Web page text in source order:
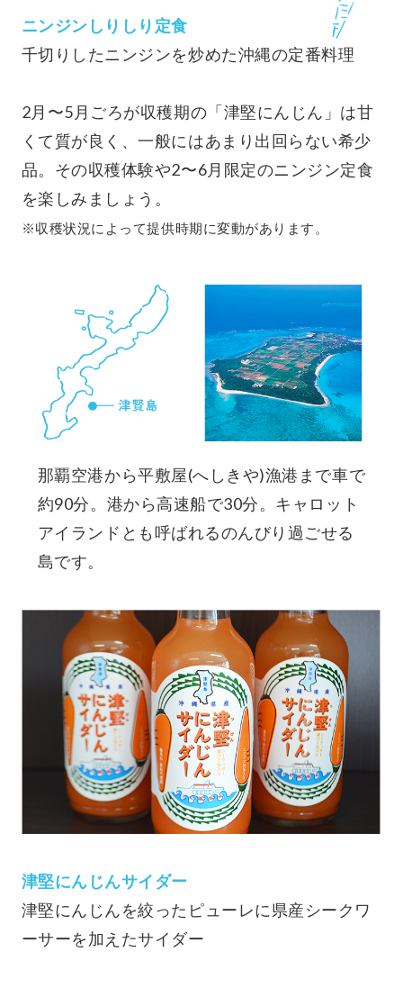
ニンジンしりしり定食
千切りしたニンジンを炒めた沖縄の定番料理
2月〜5月ごろが収穫期の「津堅にんじん」は甘
くて質が良く、一般にはあまり出回らない希少
品。その収穫体験や2〜6月限定のニンジン定食
を楽しみましょう。
※収穫状況によって提供時期に変動があります。
那覇空港から平敷屋(へしきや)漁港まで車で
約90分。港から高速船で30分。キャロット
アイランドとも呼ばれるのんびり過ごせる
島です。
津堅にんじんサイダー
津堅にんじんを絞ったピューレに県産シークワ
ーサーを加えたサイダー